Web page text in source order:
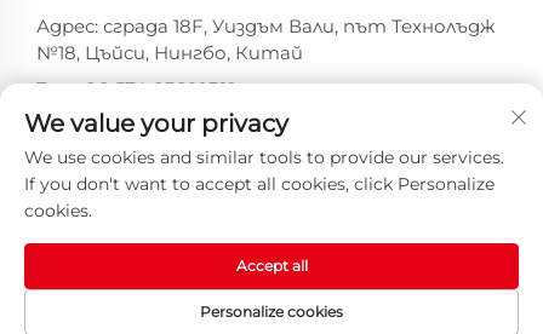
Адрес: сграда 18F, Уиздъм Вали, път Технолъдж
№18, Цъйси, Нингбо, Китай
Тел.:+86-574-23660321
Имейл: [email protected]
Всички права запазени © 2025 от Индустриална
компания Хуаншан DRX ООД -Политика за
поверителност
We value your privacy
We use cookies and similar tools to provide our services.
If you don't want to accept all cookies, click Personalize
cookies.
Personalize cookies
Accept all